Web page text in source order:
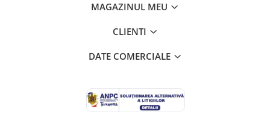
MAGAZINUL MEU
CLIENTI
DATE COMERCIALE